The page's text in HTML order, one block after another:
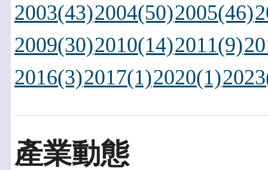
2003(43)2004(50)2005(46)
2009(30)2010(14)2011(9)
2016(3)2017(1)2020(1)
產業動態